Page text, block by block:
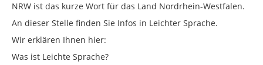
NRW ist das kurze Wort für das Land Nordrhein-Westfalen.
An dieser Stelle finden Sie Infos in Leichter Sprache.
Wir erklären Ihnen hier:
Was ist Leichte Sprache?